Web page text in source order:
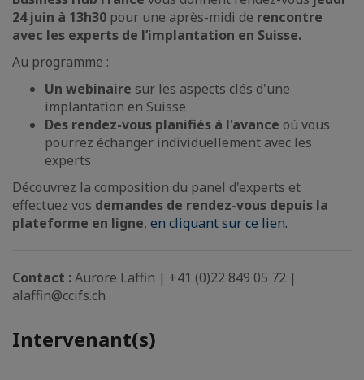
24 juin à 13h30 pour une après-midi de rencontre
avec les experts de l’implantation en Suisse.
Au programme :
Un webinaire sur les aspects clés d'une
implantation en Suisse
Des rendez-vous planifiés à l'avance où vous
pourrez échanger individuellement avec les
experts
Découvrez la composition du panel d'experts et
effectuez vos demandes de rendez-vous depuis la
plateforme en ligne, en cliquant sur ce lien.
Contact :Aurore Laffin | +41 (0)22 849 05 72 |
alaffin@ccifs.ch
Intervenant(s)